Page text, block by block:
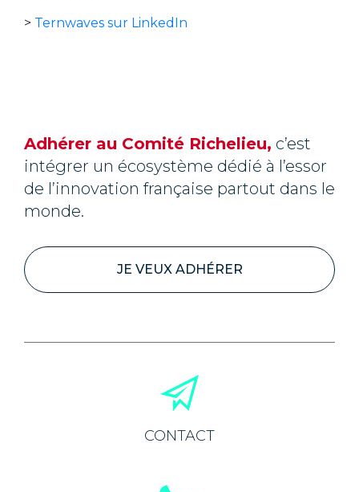
> Ternwaves sur LinkedIn
Adhérer au Comité Richelieu, c’est
intégrer un écosystème dédié à l’essor
de l’innovation française partout dans le
monde.
JE VEUX ADHÉRER
CONTACT